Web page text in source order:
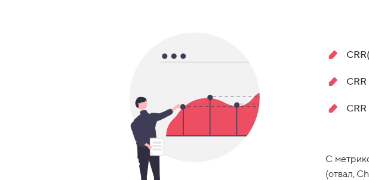
СRR
CRR
С
(отвал,